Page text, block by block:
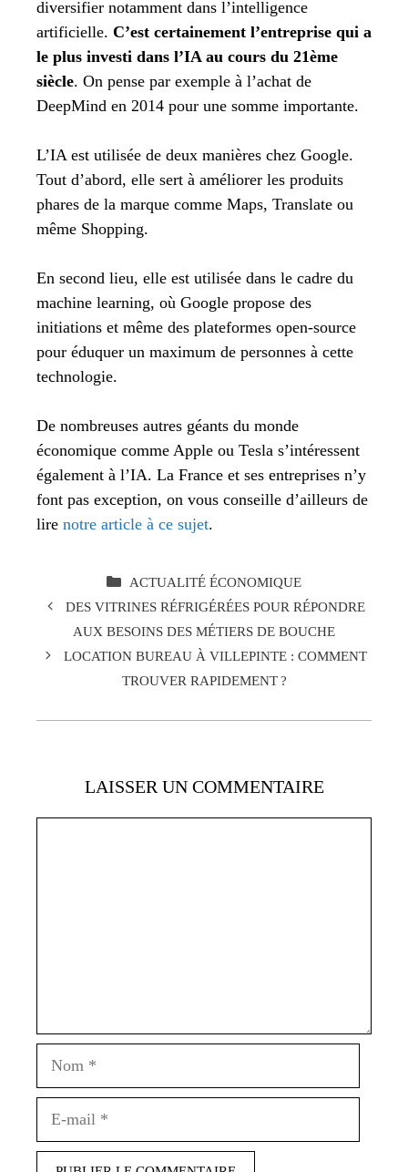
diversifier notamment dans l’intelligence
artificielle. C’est certainement l’entreprise qui a
le plus investi dans l’IA au cours du 21ème
siècle. On pense par exemple à l’achat de
DeepMind en 2014 pour une somme importante.
L’IA est utilisée de deux manières chez Google.
Tout d’abord, elle sert à améliorer les produits
phares de la marque comme Maps, Translate ou
même Shopping.
En second lieu, elle est utilisée dans le cadre du
machine learning, où Google propose des
initiations et même des plateformes open-source
pour éduquer un maximum de personnes à cette
technologie.
De nombreuses autres géants du monde
économique comme Apple ou Tesla s’intéressent
également à l’IA. La France et ses entreprises n’y
font pas exception, on vous conseille d’ailleurs de
lire notre article à ce sujet.
CATÉGORIES
ACTUALITÉ ÉCONOMIQUE
DES VITRINES RÉFRIGÉRÉES POUR RÉPONDRE
AUX BESOINS DES MÉTIERS DE BOUCHE
LOCATION BUREAU À VILLEPINTE : COMMENT
TROUVER RAPIDEMENT ?
LAISSER UN COMMENTAIRE